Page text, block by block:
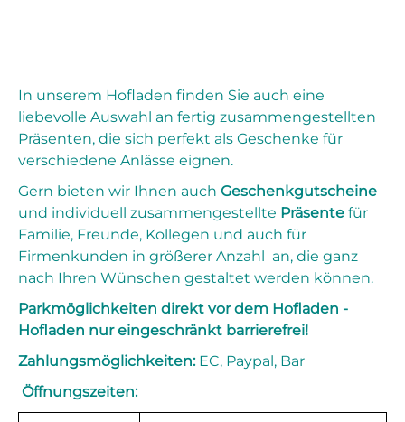
In unserem Hofladen finden Sie auch eine
liebevolle Auswahl an fertig zusammengestellten
Präsenten, die sich perfekt als Geschenke für
verschiedene Anlässe eignen.
Gern bieten wir Ihnen auch Geschenkgutscheine
und individuell zusammengestellte Präsente für
Familie, Freunde, Kollegen und auch für
Firmenkunden in größerer Anzahl an, die ganz
nach Ihren Wünschen gestaltet werden können.
Parkmöglichkeiten direkt vor dem Hofladen -
Hofladen nur eingeschränkt barrierefrei!
Zahlungsmöglichkeiten:EC, Paypal, Bar
Öffnungszeiten: